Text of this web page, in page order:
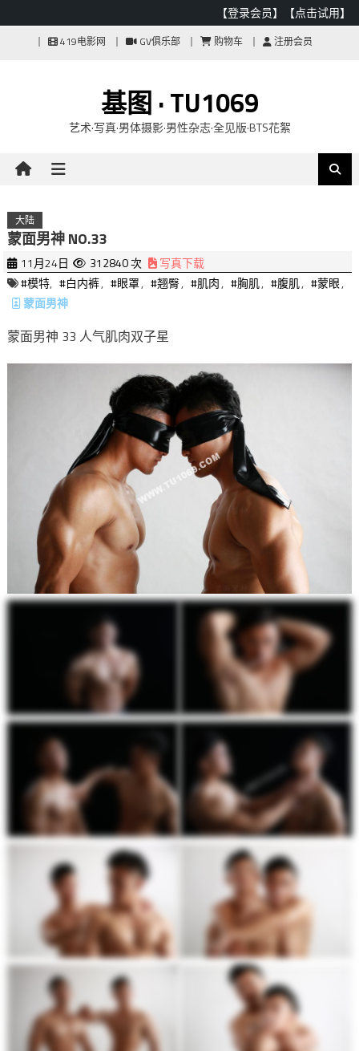
【登录会员】 【点击试用】
419电影网 GV俱乐部 购物车 注册会员
基图 · TU1069
艺术·写真·男体摄影·男性杂志·全见版·BTS花絮
大陆
蒙面男神 NO.33
11月24日 312840 次
写真下载
#模特, #白内裤, #眼罩, #翘臀, #肌肉, #胸肌, #腹肌, #蒙眼,
蒙面男神
蒙面男神 33 人气肌肉双子星